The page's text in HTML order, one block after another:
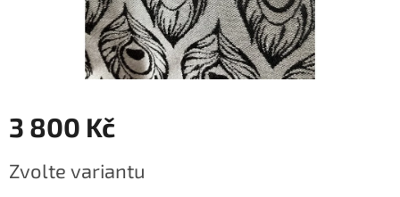
3 800 Kč
cena:
Zvolte variantu